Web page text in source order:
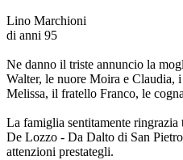
Lino Marchioni
di anni 95
Ne danno il triste annuncio la
Walter, le nuore Moira e
Melissa, il fratello Franco, le
La famiglia sentitamente
De Lozzo - Da Dalto di San
attenzioni prestategli.